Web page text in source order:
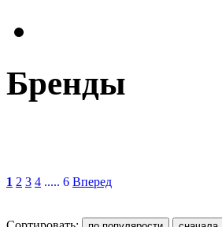
Бренды
1 2 3 4 ..... 6 Вперед